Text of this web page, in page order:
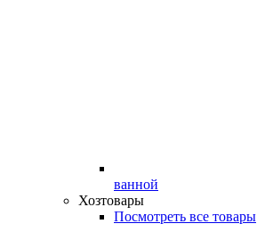
ванной
Хозтовары
Посмотреть все товары